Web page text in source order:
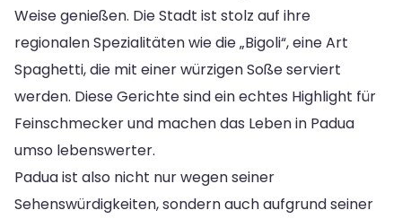
Weise genießen. Die Stadt ist stolz auf ihre
regionalen Spezialitäten wie die „Bigoli“, eine Art
Spaghetti, die mit einer würzigen Soße serviert
werden. Diese Gerichte sind ein echtes Highlight für
Feinschmecker und machen das Leben in Padua
umso lebenswerter.
Padua ist also nicht nur wegen seiner
Sehenswürdigkeiten, sondern auch aufgrund seiner